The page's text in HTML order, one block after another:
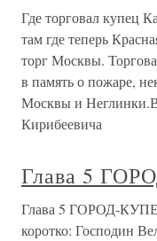
Где торговал купец
там где теперь
торг Москвы.
в память о пожаре,
Москвы и
Кирибеевича
Глава 5
Глава 5 ГОРОД-
коротко: Господин